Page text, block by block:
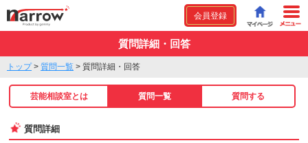
会員登録
質問詳細・回答
トップ> 質問一覧 > 質問詳細・回答
芸能相談室とは 質問一覧 質問する
質問詳細